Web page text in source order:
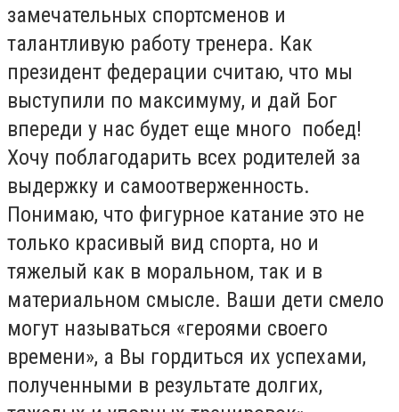
замечательных спортсменов и
талантливую работу тренера. Как
президент федерации считаю, что мы
выступили по максимуму, и дай Бог
впереди у нас будет еще много побед!
Хочу поблагодарить всех родителей за
выдержку и самоотверженность.
Понимаю, что фигурное катание это не
только красивый вид спорта, но и
тяжелый как в моральном, так и в
материальном смысле. Ваши дети смело
могут называться «героями своего
времени», а Вы гордиться их успехами,
полученными в результате долгих,